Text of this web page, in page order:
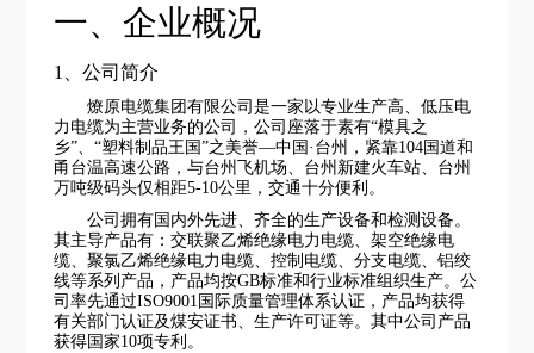
一、企业概况
1、公司简介
燎原电缆集团有限公司是一家以专业生产高、低压电
力电缆为主营业务的公司，公司座落于素有“模具之
乡”、“塑料制品王国”之美誉—中国·台州，紧靠104国道和
甬台温高速公路，与台州飞机场、台州新建火车站、台州
万吨级码头仅相距5-10公里，交通十分便利。
公司拥有国内外先进、齐全的生产设备和检测设备。
其主导产品有：交联聚乙烯绝缘电力电缆、架空绝缘电
缆、聚氯乙烯绝缘电力电缆、控制电缆、分支电缆、铝绞
线等系列产品，产品均按GB标准和行业标准组织生产。公
司率先通过ISO9001国际质量管理体系认证，产品均获得
有关部门认证及煤安证书、生产许可证等。其中公司产品
获得国家10项专利。